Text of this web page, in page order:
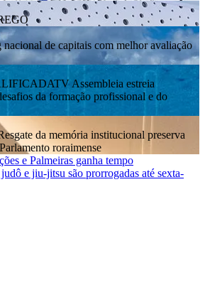
de capitais com melhor avaliação
Assembleia estreia
da formação profissional e do
da memória institucional preserva
roraimense
e Palmeiras ganha tempo
e jiu-jitsu são prorrogadas até sexta-